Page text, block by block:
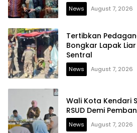
News August 7, 2026
Tertibkan
Bongkar Lapak
Sentral
News August 7, 2026
Wali Kota Kendari
RSUD Demi
News August 7, 2026